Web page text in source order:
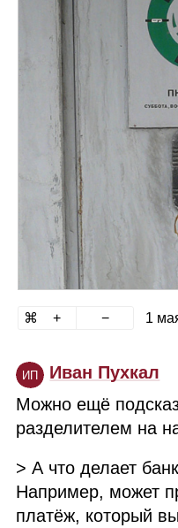
1
ИП
Иван Пухкал
Можно ещё
разделителем на
> А что делает
Например, может
платёж, который